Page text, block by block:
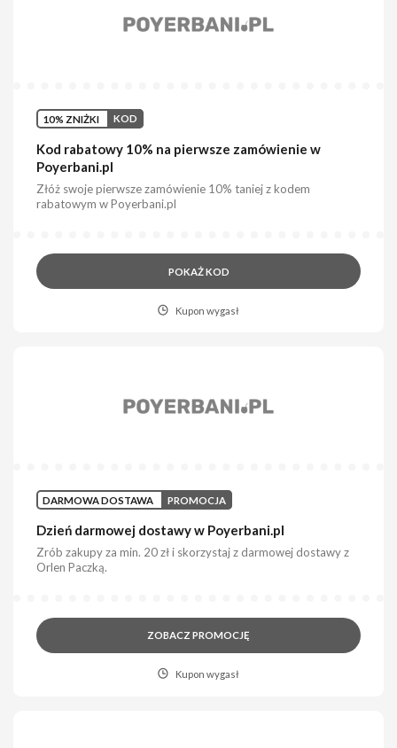
10% ZNIŻKI KOD
Kod rabatowy 10% na pierwsze zamówienie w
Poyerbani.pl
Złóż swoje pierwsze zamówienie 10% taniej z kodem
rabatowym w Poyerbani.pl
POKAŻ KOD
Kupon wygasł
DARMOWA DOSTAWA PROMOCJA
Dzień darmowej dostawy w Poyerbani.pl
Zrób zakupy za min. 20 zł i skorzystaj z darmowej dostawy z
Orlen Paczką.
ZOBACZ PROMOCJĘ
Kupon wygasł